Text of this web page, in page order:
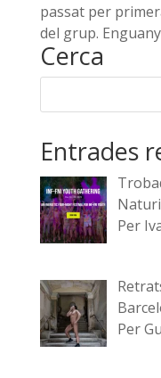
passat per
del grup.
Cerca
Entrades
Per
Per